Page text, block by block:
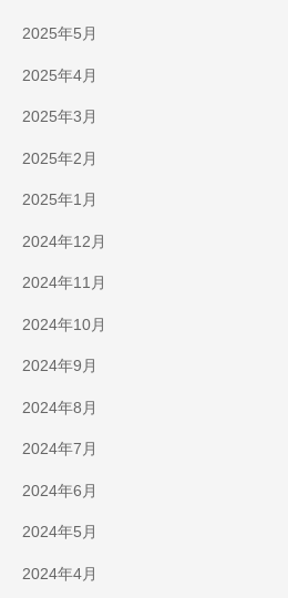
2025年5月
2025年4月
2025年3月
2025年2月
2025年1月
2024年12月
2024年11月
2024年10月
2024年9月
2024年8月
2024年7月
2024年6月
2024年5月
2024年4月